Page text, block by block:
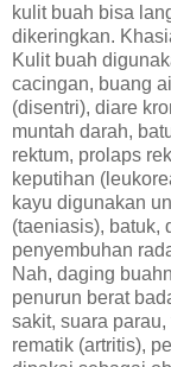
kulit buah bisa
dikeringkan.
Kulit buah
cacingan, buang
(disentri), diare
muntah darah,
rektum, prolaps
keputihan
kayu digunakan
(taeniasis), batuk,
penyembuhan
Nah, daging
penurun berat
sakit, suara
rematik (artritis),